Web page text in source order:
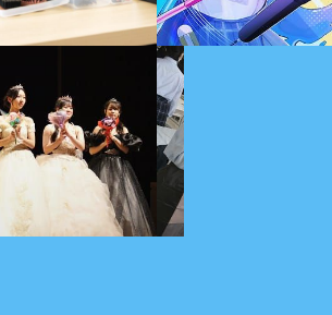
ー
リエイターコース
ス
ス
体験入学について